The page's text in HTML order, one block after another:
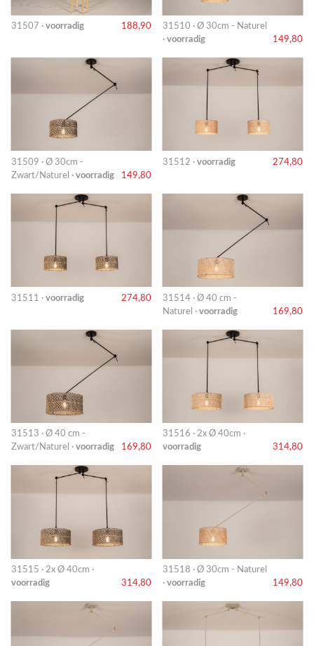
31507 · voorradig 188,90
31510 · Ø 30cm - Naturel
· voorradig 149,80
31509 · Ø 30cm -
Zwart/Naturel · voorradig 149,80
31512 · voorradig 274,80
31511 · voorradig 274,80
31514 · Ø 40 cm -
Naturel · voorradig 169,80
31513 · Ø 40 cm -
Zwart/Naturel · voorradig 169,80
31516 · 2x Ø 40cm ·
voorradig
314,80
31515 · 2x Ø 40cm ·
voorradig
314,80
31518 · Ø 30cm - Naturel
· voorradig 149,80